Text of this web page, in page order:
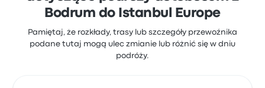
Bodrum do Istanbul Europe
Pamiętaj, że rozkłady, trasy lub szczegóły przewoźnika
podane tutaj mogą ulec zmianie lub różnić się w dniu
podróży.